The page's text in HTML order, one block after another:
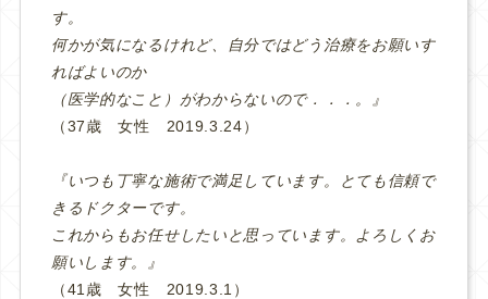
す。
何かが気になるけれど、自分ではどう治療をお願いす
ればよいのか
（医学的なこと）がわからないので．．．。』
（37歳 女性 2019.3.24）
『いつも丁寧な施術で満足しています。とても信頼で
きるドクターです。
これからもお任せしたいと思っています。よろしくお
願いします。』
（41歳 女性 2019.3.1）